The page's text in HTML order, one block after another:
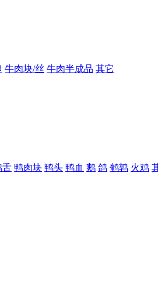
牛肉块/丝 牛肉半成品 其它
舌 鸭肉块 鸭头 鸭血 鹅 鸽 鹌鹑 火鸡